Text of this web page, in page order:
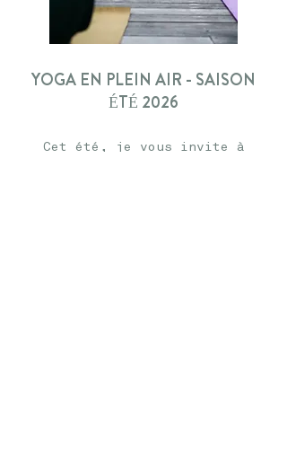
YOGA EN PLEIN AIR - SAISON
ÉTÉ 2026
Cet été, je vous invite à